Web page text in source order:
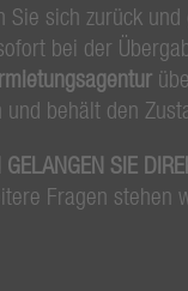
Sie sich zurück
bei der
und behält den
GELANGEN SIE
Fragen stehen